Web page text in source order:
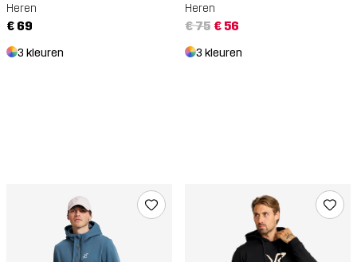
Heren
€ 69
3 kleuren
Heren
€ 75 € 56
3 kleuren